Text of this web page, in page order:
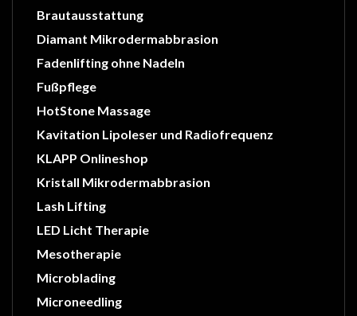
Brautausstattung
Diamant Mikrodermabbrasion
Fadenlifting ohne Nadeln
Fußpflege
HotStone Massage
Kavitation Lipoleser und Radiofrequenz
KLAPP Onlineshop
Kristall Mikrodermabbrasion
Lash Lifting
LED Licht Therapie
Mesotherapie
Microblading
Microneedling